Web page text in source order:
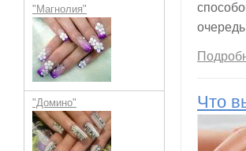
"Магнолия"
"Домино" Что